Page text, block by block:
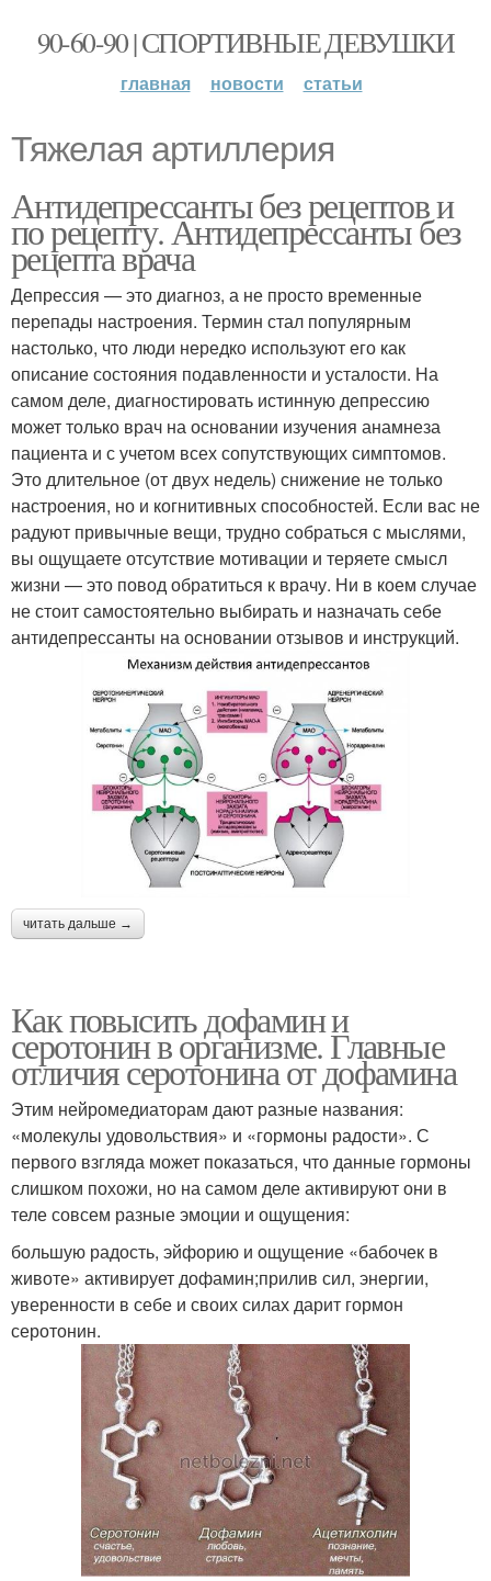
90-60-90 | СПОРТИВНЫЕ ДЕВУШКИ
главная новости статьи
Тяжелая артиллерия
Антидепрессанты без рецептов и
по рецепту. Антидепрессанты без
рецепта врача
Депрессия — это диагноз, а не просто временные
перепады настроения. Термин стал популярным
настолько, что люди нередко используют его как
описание состояния подавленности и усталости. На
самом деле, диагностировать истинную депрессию
может только врач на основании изучения анамнеза
пациента и с учетом всех сопутствующих симптомов.
Это длительное (от двух недель) снижение не только
настроения, но и когнитивных способностей. Если вас не
радуют привычные вещи, трудно собраться с мыслями,
вы ощущаете отсутствие мотивации и теряете смысл
жизни — это повод обратиться к врачу. Ни в коем случае
не стоит самостоятельно выбирать и назначать себе
антидепрессанты на основании отзывов и инструкций.
читать дальше →
Как повысить дофамин и
серотонин в организме. Главные
отличия серотонина от дофамина
Этим нейромедиаторам дают разные названия:
«молекулы удовольствия» и «гормоны радости». С
первого взгляда может показаться, что данные гормоны
слишком похожи, но на самом деле активируют они в
теле совсем разные эмоции и ощущения:
большую радость, эйфорию и ощущение «бабочек в
животе» активирует дофамин;прилив сил, энергии,
уверенности в себе и своих силах дарит гормон
серотонин.